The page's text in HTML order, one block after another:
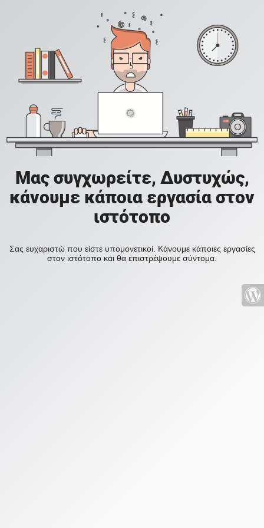
Μας συγχωρείτε, Δυστυχώς,
κάνουμε κάποια εργασία στον
ιστότοπο
Σας ευχαριστώ που είστε υπομονετικοί. Κάνουμε κάποιες εργασίες
στον ιστότοπο και θα επιστρέψουμε σύντομα.